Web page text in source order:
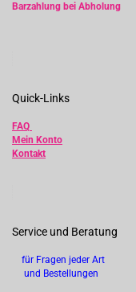
Barzahlung bei Abholung
Quick-Links
FAQ
Mein Konto
Kontakt
Service und Beratung
für Fragen jeder Art
und Bestellungen